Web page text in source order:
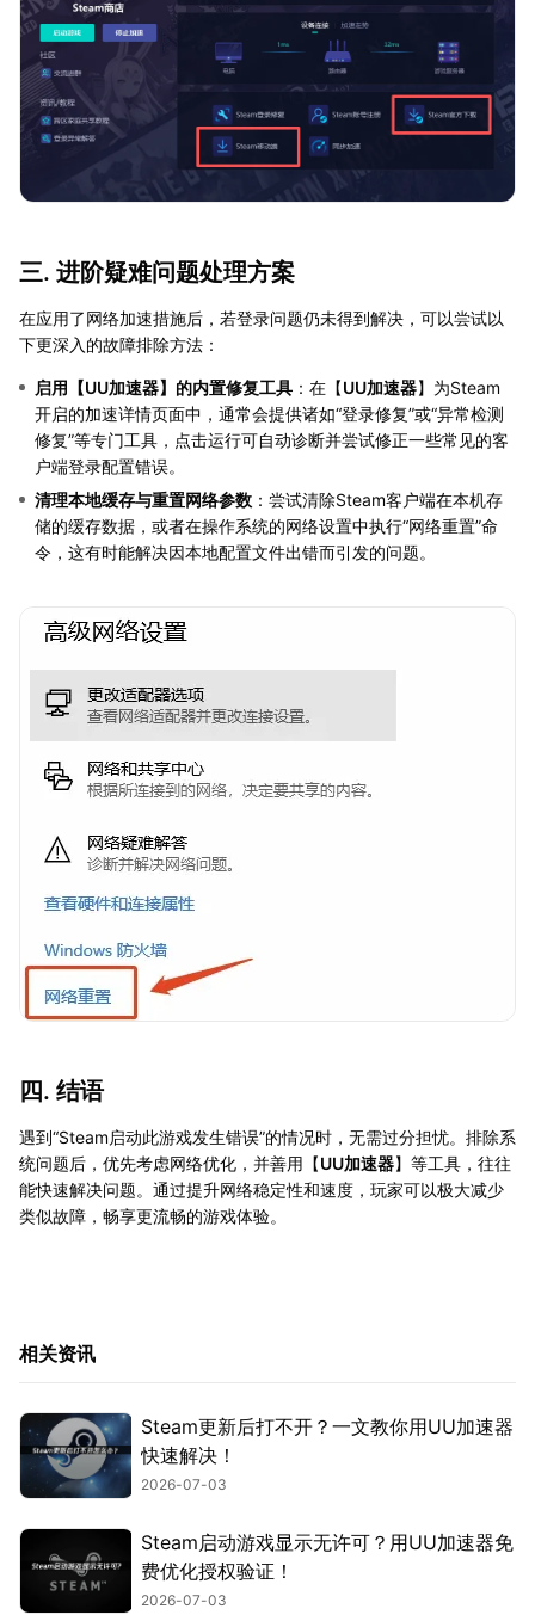
三. 进阶疑难问题处理方案
在应用了网络加速措施后，若登录问题仍未得到解决，可以尝试以
下更深入的故障排除方法：
启用【UU加速器】的内置修复工具 ：在【UU加速器】为Steam
开启的加速详情页面中，通常会提供诸如“登录修复”或“异常检测
修复”等专门工具，点击运行可自动诊断并尝试修正一些常见的客
户端登录配置错误。
清理本地缓存与重置网络参数 ：尝试清除Steam客户端在本机存
储的缓存数据，或者在操作系统的网络设置中执行“网络重置”命
令，这有时能解决因本地配置文件出错而引发的问题。
四. 结语
遇到“Steam启动此游戏发生错误”的情况时，无需过分担忧。排除系
统问题后，优先考虑网络优化，并善用【UU加速器】等工具，往往
能快速解决问题。通过提升网络稳定性和速度，玩家可以极大减少
类似故障，畅享更流畅的游戏体验。
相关资讯
Steam更新后打不开？一文教你用UU加速器
快速解决！
2026-07-03
Steam启动游戏显示无许可？用UU加速器免
费优化授权验证！
2026-07-03